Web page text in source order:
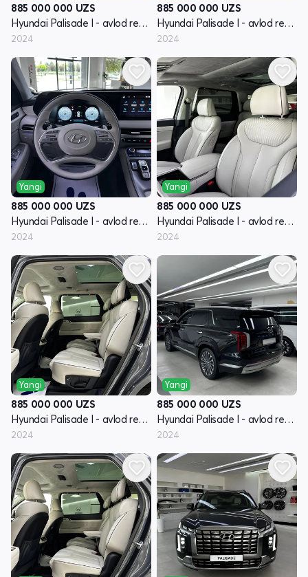
885 000 000 UZS
Hyundai Palisade I - avlod restayling
2024
885 000 000 UZS
Hyundai Palisade I - avlod restayling
2024
Yangi
885 000 000 UZS
Hyundai Palisade I - avlod restayling
2024
Yangi
885 000 000 UZS
Hyundai Palisade I - avlod restayling
2024
Yangi
885 000 000 UZS
Hyundai Palisade I - avlod restayling
2024
Yangi
885 000 000 UZS
Hyundai Palisade I - avlod restayling
2024